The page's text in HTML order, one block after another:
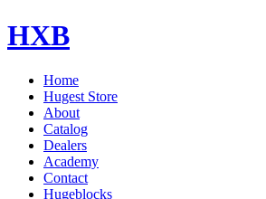
HXB
Home
Hugest Store
About
Catalog
Dealers
Academy
Contact
Hugeblocks